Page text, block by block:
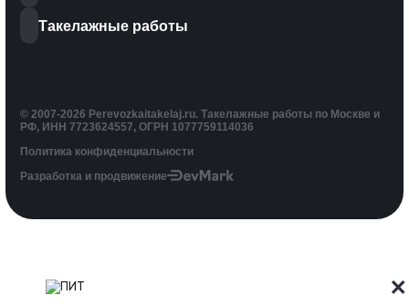
×
Такелажные работы
© 2007-2026 Perevozkaitakelaj.ru. Такелажные работы по Москве и
РФ, ИНН 7723624557, ОГРН 1077759114036
Политика конфиденциальности
Разработка и продвижение